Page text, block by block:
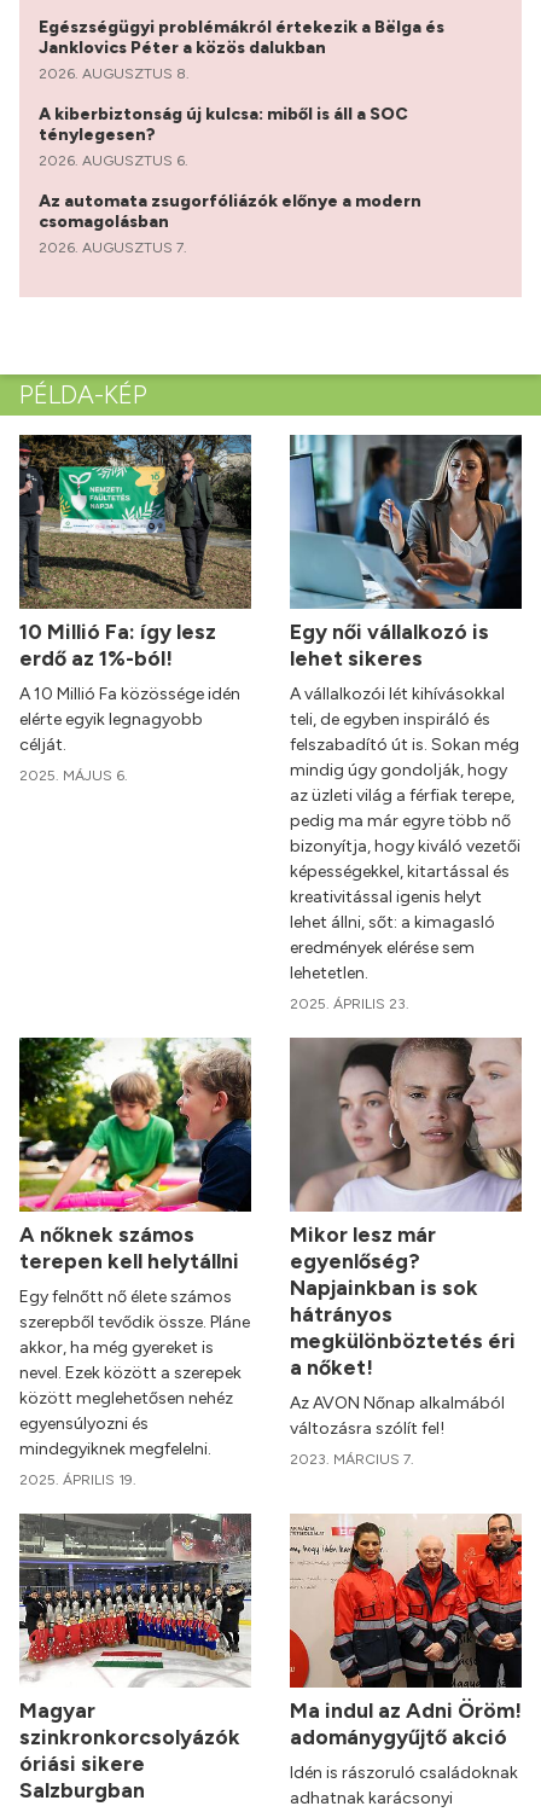
Egészségügyi problémákról értekezik a Bëlga és
Janklovics Péter a közös dalukban
2026. AUGUSZTUS 8.
A kiberbiztonság új kulcsa: miből is áll a SOC
ténylegesen?
2026. AUGUSZTUS 6.
Az automata zsugorfóliázók előnye a modern
csomagolásban
2026. AUGUSZTUS 7.
PÉLDA-KÉP
10 Millió Fa: így lesz
erdő az 1%-ból!
A 10 Millió Fa közössége idén
elérte egyik legnagyobb
célját.
2025. MÁJUS 6.
Egy női vállalkozó is
lehet sikeres
A vállalkozói lét kihívásokkal
teli, de egyben inspiráló és
felszabadító út is. Sokan még
mindig úgy gondolják, hogy
az üzleti világ a férfiak terepe,
pedig ma már egyre több nő
bizonyítja, hogy kiváló vezetői
képességekkel, kitartással és
kreativitással igenis helyt
lehet állni, sőt: a kimagasló
eredmények elérése sem
lehetetlen.
2025. ÁPRILIS 23.
A nőknek számos
terepen kell helytállni
Egy felnőtt nő élete számos
szerepből tevődik össze. Pláne
akkor, ha még gyereket is
nevel. Ezek között a szerepek
között meglehetősen nehéz
egyensúlyozni és
mindegyiknek megfelelni.
2025. ÁPRILIS 19.
Mikor lesz már
egyenlőség?
Napjainkban is sok
hátrányos
megkülönböztetés éri
a nőket!
Az AVON Nőnap alkalmából
változásra szólít fel!
2023. MÁRCIUS 7.
Magyar
szinkronkorcsolyázók
óriási sikere
Salzburgban
Ma indul az Adni Öröm!
adománygyűjtő akció
Idén is rászoruló családoknak
adhatnak karácsonyi